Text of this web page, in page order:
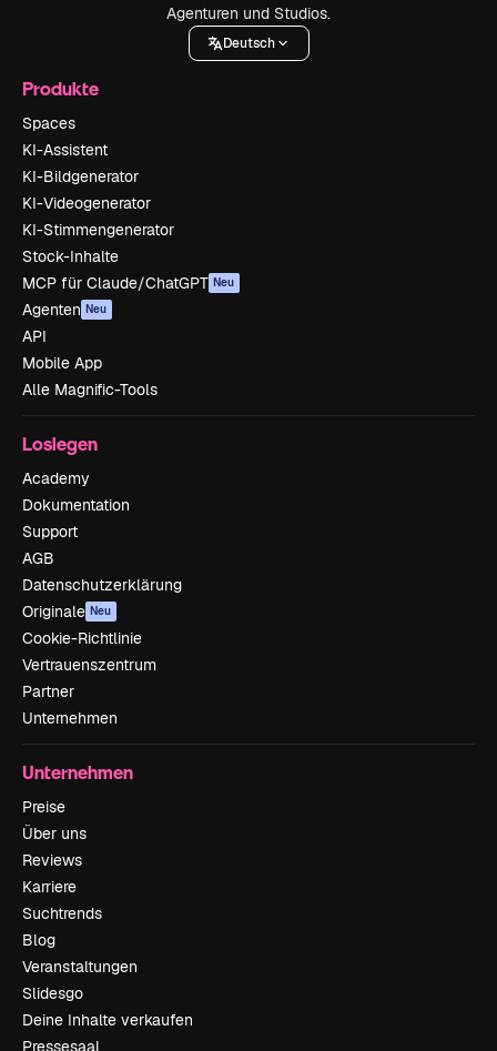
Agenturen und Studios.
Deutsch
Produkte
Spaces
KI-Assistent
KI-Bildgenerator
KI-Videogenerator
KI-Stimmengenerator
Stock-Inhalte
MCP für Claude/ChatGPT Neu
Agenten Neu
API
Mobile App
Alle Magnific-Tools
Loslegen
Academy
Dokumentation
Support
AGB
Datenschutzerklärung
Originale Neu
Cookie-Richtlinie
Vertrauenszentrum
Partner
Unternehmen
Unternehmen
Preise
Über uns
Reviews
Karriere
Suchtrends
Blog
Veranstaltungen
Slidesgo
Deine Inhalte verkaufen
Pressesaal